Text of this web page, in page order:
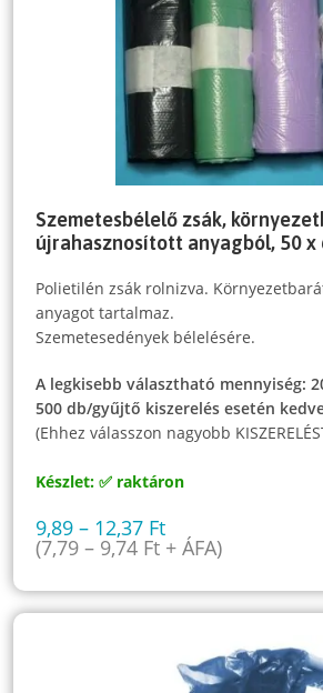
Szemetesbélelő zsák,
újrahasznosított anyagból, 50 x
Polietilén zsák rolnizva.
anyagot tartalmaz.
Szemetesedények bélelésére.
A legkisebb választható mennyiség:
500 db/gyűjtő kiszerelés esetén
(Ehhez válasszon nagyobb
Készlet: ✅ raktáron
9,89– 12,37 Ft
(7,79– 9,74 Ft + ÁFA)